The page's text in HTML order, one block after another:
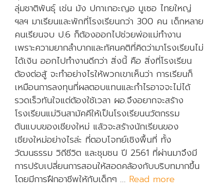
ลุ่มชาติพันธุ์ เช่น ม้ง ปกาเกอะญอ มูเซอ ไทยใหญ่
ฯลฯ มาเรียนและพักที่โรงเรียนกว่า 300 คน เด็กหลาย
คนเรียนจบ ป.6 ก็ต้องออกไปช่วยพ่อแม่ทำงาน
เพราะความยากลำบากและทัศนคติที่คิดว่ามาโรงเรียนไม่
ได้เงิน ออกไปทำงานดีกว่า สิ่งนี้ คือ สิ่งที่โรงเรียน
ต้องต่อสู้ จะทำอย่างไรให้พวกเขาเห็นว่า การเรียนก็
เหมือนการลงทุนที่ผลตอบแทนและกำไรอาจจะไม่ได้
รวดเร็วทันใจแต่ต้องใช้เวลา ผอ.จึงอยากจะสร้าง
โรงเรียนแม่วินสามัคคีให้เป็นโรงเรียนนวัตกรรม
ต้นแบบของเชียงใหม่ แล้วจะสร้างนักเรียนของ
เชียงใหม่อย่างไรล่ะ ที่ตอบโจทย์เชิงพื้นที่ ทั้ง
วัฒนธรรม วิถีชีวิต และชุมชน ปี 2561 ที่ผ่านมาจึงมี
การปรับเปลี่ยนการสอนให้สอดคล้องกับบริบทมากขึ้น
โดยมีการฝึกอาชีพให้กับเด็กๆ … Read more